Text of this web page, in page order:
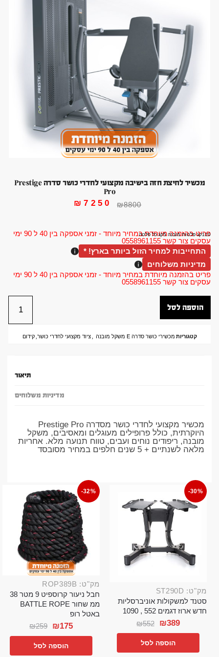
פריט בהזמנה מיוחדת במחיר מיוחד - זמני אספקה בין 40 ל 90 ימי
עסקים צור קשר 0558961155
מכשיר לחיצת חזה בישיבה מקצועי לחדרי כושר סדרה Prestige
Pro
110קג פלטות מובנה 5קג כל פלטה
₪8800
₪7250
התחייבות למחיר הזול ביותר בארץ! *
מדיניות משלוחים
פריט בהזמנה מיוחדת במחיר מיוחד - זמני אספקה בין 40 ל 90 ימי
עסקים צור קשר 0558961155
הוספה לסל
קטגוריות מכשירי כושר סדרה E משקל מובנה ,ציוד מקצועי לחדרי כושר,קידום
תיאור
מדיניות משלוחים
מכשיר מקצועי לחדרי כושר מסדרה Prestige Pro
היוקרתית, כולל פרופילים מעוגלים ומאסיבים, משקל
מובנה, ריפודים נוחים ועבים, טווח תנועה מלא. אחריות
מלאה לשנתיים + 5 שנים חלפים במחיר מסובסד
-30%
מק"ט: ST290D
סטנד למשקולות אוניברסליות
חדש ארוז דגמים 552 , 1090
₪552 ₪389
הוספה לסל
-32%
מק"ט: ROP389B
חבל ניעור קרוספיט 9 מטר 38
ממ שחור BATTLE ROPE
באטל רופ
₪259 ₪175
הוספה לסל